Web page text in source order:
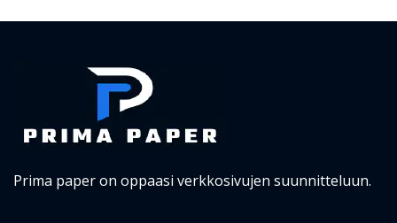
Prima paper on oppaasi verkkosivujen suunnitteluun.